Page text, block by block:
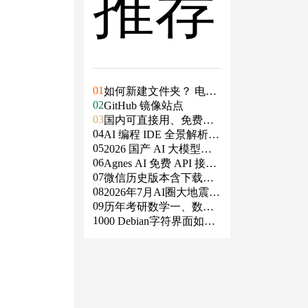
01如何新建文件夹？ 电脑
新建文件夹的4种方法
02GitHub 镜像站点
03国内可直接用、免费额
度/永久免费的大模型AP
I清单（含 SiliconFlow、
火山、阿里、智谱、百
度、Kimi、DeepSeek、
DMXAPI 等）
04AI 编程 IDE 全景解析 2
026：Agent 全面接管开
发链路
052026 国产 AI 大模型横
评：DeepSeek、通义千
问、Kimi、文心一言、
星火、豆包谁更能打？
06Agnes AI 免费 API 接入
指南：文本、生图、生
视频，一套接口全免费
07微信历史版本含下载地
址（ Windows PC | 安卓
| MAC ）及设置微信不
更新
082026年7月AI圈大地震：
GPT-5.6被政府限制、Cl
aude入驻Slack、Anthrop
09历年考研数学一、数学
二、数学三真题试卷及
1000 Debian字符界面如何